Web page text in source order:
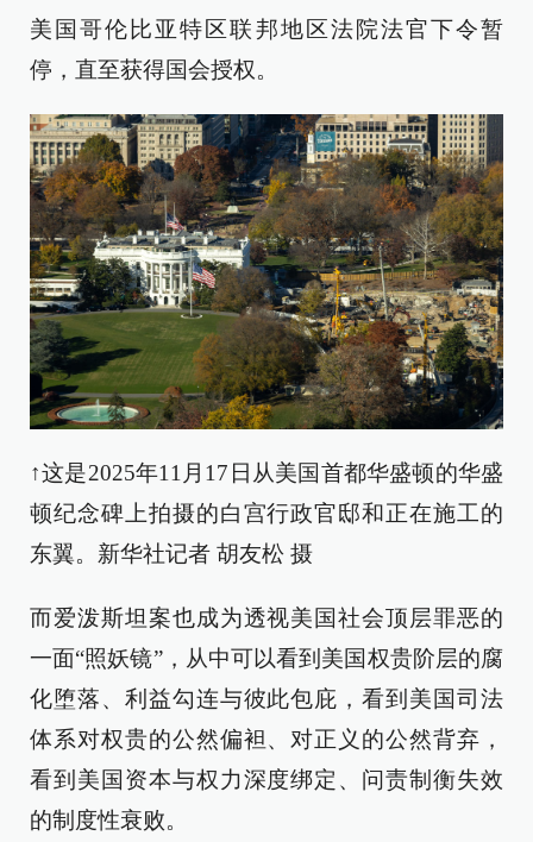
美国哥伦比亚特区联邦地区法院法官下令暂
停，直至获得国会授权。
↑这是2025年11月17日从美国首都华盛顿的华盛
顿纪念碑上拍摄的白宫行政官邸和正在施工的
东翼。新华社记者 胡友松 摄
而爱泼斯坦案也成为透视美国社会顶层罪恶的
一面“照妖镜”，从中可以看到美国权贵阶层的腐
化堕落、利益勾连与彼此包庇，看到美国司法
体系对权贵的公然偏袒、对正义的公然背弃，
看到美国资本与权力深度绑定、问责制衡失效
的制度性衰败。